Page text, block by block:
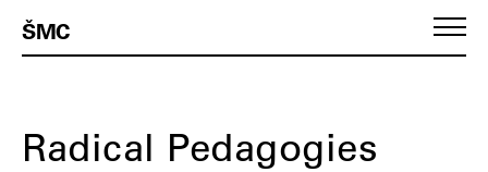
ŠMC
Radical Pedagogies